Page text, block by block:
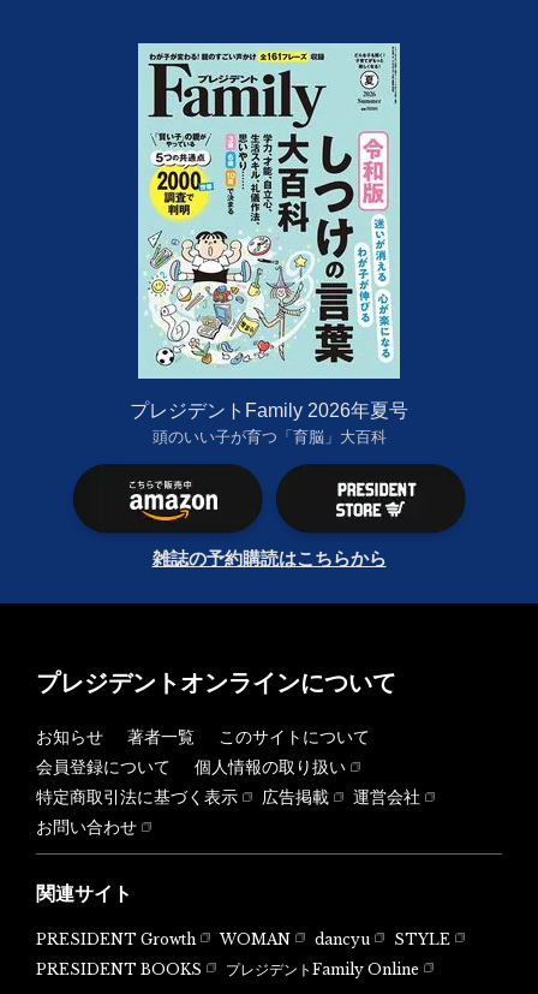
プレジデントFamily 2026年夏号
頭のいい子が育つ「育脳」大百科
雑誌の予約購読はこちらから
プレジデントオンラインについて
お知らせ 著者一覧
このサイトについて
会員登録について
個人情報の取り扱い
特定商取引法に基づく表示
広告掲載
運営会社
お問い合わせ
関連サイト
PRESIDENT Growth WOMAN dancyu
STYLE
PRESIDENT BOOKS
プレジデントFamily Online